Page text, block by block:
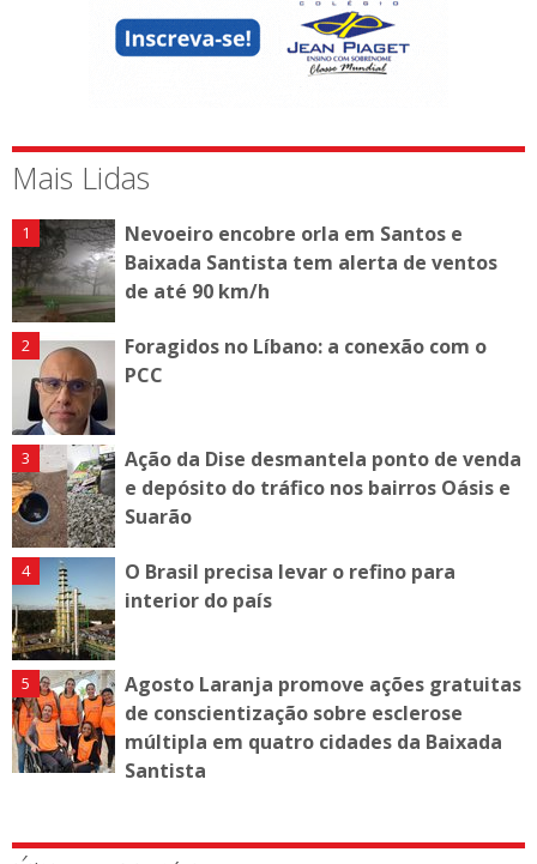
Mais Lidas
Nevoeiro encobre orla em Santos e
Baixada Santista tem alerta de ventos
de até 90 km/h
Foragidos no Líbano: a conexão com o
PCC
Ação da Dise desmantela ponto de venda
e depósito do tráfico nos bairros Oásis e
Suarão
O Brasil precisa levar o refino para
interior do país
Agosto Laranja promove ações gratuitas
de conscientização sobre esclerose
múltipla em quatro cidades da Baixada
Santista